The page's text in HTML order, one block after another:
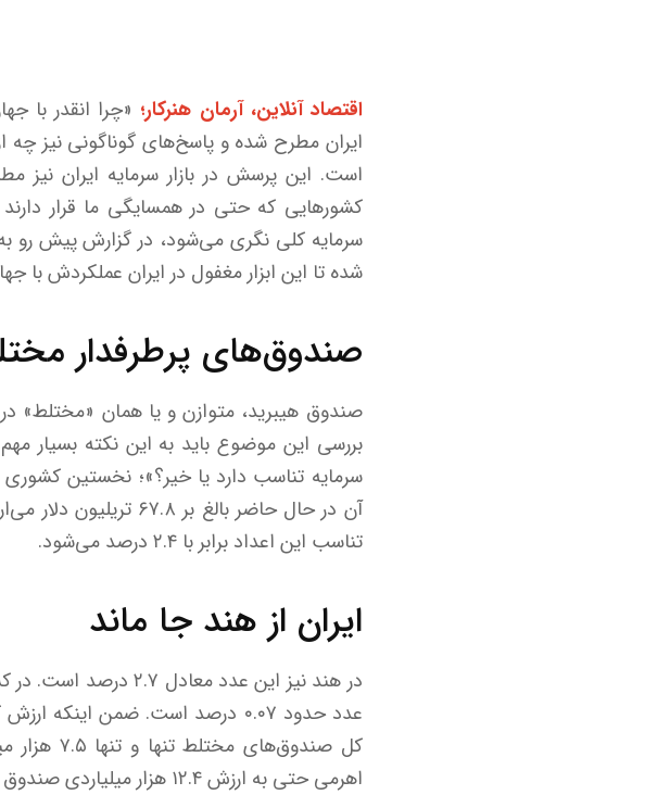
اقتصاد آنلاین، آرمان هنرکار؛ «چرا انقدر با
ایران مطرح شده و پاسخ‌های گوناگونی نیز
است. این پرسش در بازار سرمایه ایران نیز
کشورهایی که حتی در همسایگی ما قرار
سرمایه کلی نگری می‌شود، در گزارش پیش رو
شده تا این ابزار مغفول در ایران عملکردش با
صندوق‌های پرطرفدار
صندوق هیبرید، متوازن و یا همان «مختلط»
بررسی این موضوع باید به این نکته بسیار
سرمایه تناسب دارد یا خیر؟»؛ نخستین
تناسب این اعداد برابر با ۲.۴ درصد می‌شود.
ایران از هند جا ماند
کل
اهرمی حتی به ارزش ۱۲.۴ هزار میلیاردی صندوق «موج» نمی‌رسد!